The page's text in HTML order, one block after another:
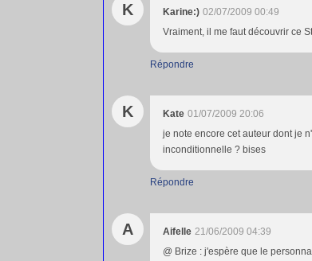
K Karine:) 02/07/2009 00:49
Vraiment, il me faut découvrir ce
Répondre
K Kate 01/07/2009 20:06
je note encore cet auteur dont je
inconditionnelle ? bises
Répondre
A Aifelle 21/06/2009 04:39
@ Brize : j'espère que le